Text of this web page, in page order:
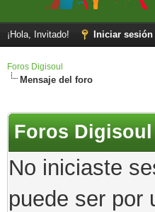
¡Hola, Invitado! Iniciar sesión
Foros Digisoul
Mensaje del foro
Foros Digisoul
No iniciaste
puede ser por